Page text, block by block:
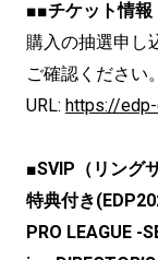
■■チケット情報
購入の抽選申し
ご確認ください。
URL: https://
■SVIP（リング
特典付き
PRO LEAGUE -